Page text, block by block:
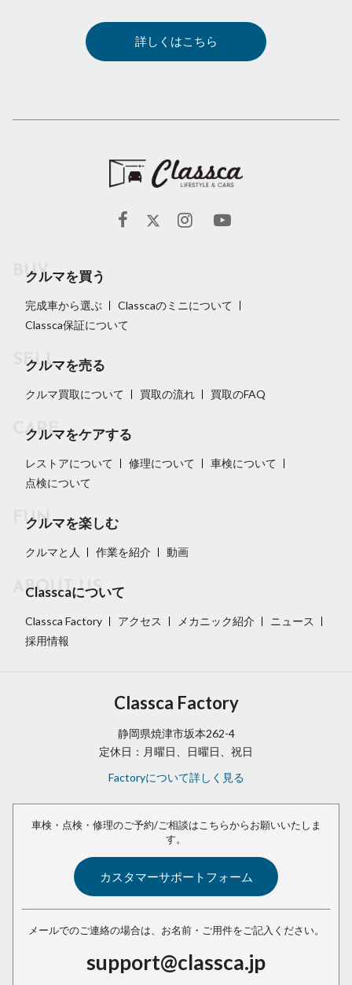
詳しくはこちら
クルマを買う
完成車から選ぶ
Classcaのミニについて
Classca保証について
クルマを売る
クルマ買取について 買取の流れ 買取のFAQ
クルマをケアする
レストアについて 修理について
車検について
点検について
クルマを楽しむ
クルマと人 作業を紹介 動画
Classcaについて
Classca Factory アクセス メカニック紹介
ニュース
採用情報
Classca Factory
静岡県焼津市坂本262-4
定休日：月曜日、日曜日、祝日
Factoryについて詳しく見る
車検・点検・修理のご予約/ご相談はこちらからお願いいたしま
す。
カスタマーサポートフォーム
メールでのご連絡の場合は、 お名前・ご用件をご記入ください。
support@classca.jp